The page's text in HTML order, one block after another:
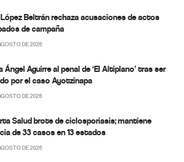
López Beltrán rechaza acusaciones de actos
de campaña
DE 2026
Ángel Aguirre al penal de ‘El Altiplano’ tras ser
por el caso Ayotzinapa
DE 2026
Salud brote de ciclosporiasis; mantiene
de 33 casos en 13 estados
DE 2026